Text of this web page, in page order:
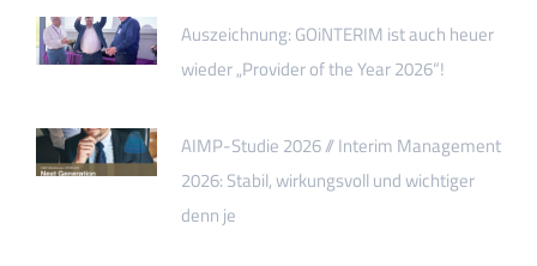
Auszeichnung: GOiNTERIM ist auch heuer
wieder „Provider of the Year 2026“!
AIMP-Studie 2026 // Interim Management
2026: Stabil, wirkungsvoll und wichtiger
denn je